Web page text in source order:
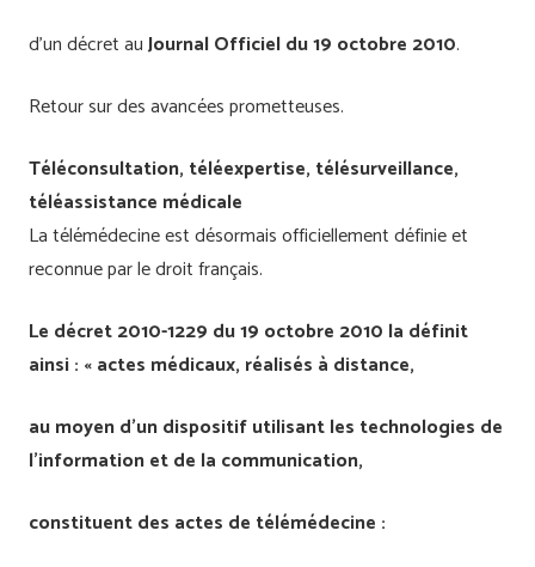
d’un décret auJournal Officiel du 19 octobre 2010.
Retour sur des avancées prometteuses.
Téléconsultation, téléexpertise, télésurveillance,
téléassistance médicale
La télémédecine est désormais officiellement définie et
reconnue par le droit français.
Le décret 2010-1229 du 19 octobre 2010 la définit
ainsi : « actes médicaux, réalisés à distance,
au moyen d’un dispositif utilisant les technologies de
l’information et de la communication,
constituent des actes de télémédecine :